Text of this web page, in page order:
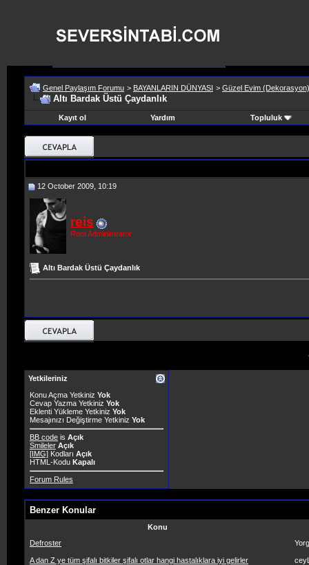
Genel Paylaşım Forumu > BAYANLARIN DÜNYASI > Güzel Evim (Dekorasyon)
Altı Bardak Üstü Çaydanlık
Kayıt ol Yardım Topluluk
12 October 2009, 10:19
reis
Root Administrator
Altı Bardak Üstü Çaydanlık
Yetkileriniz
Konu Açma Yetkiniz Yok
Cevap Yazma Yetkiniz Yok
Eklenti Yükleme Yetkiniz Yok
Mesajınızı Değiştirme Yetkiniz Yok
BB code is Açık
Smileler Açık
[IMG] Kodları Açık
HTML-Kodu Kapalı
Forum Rules
Benzer Konular
Konu
Defroster
A dan Z ye tüm şifalı bitkiler şifalı otlar hangi hastalıklara iyi gelirler